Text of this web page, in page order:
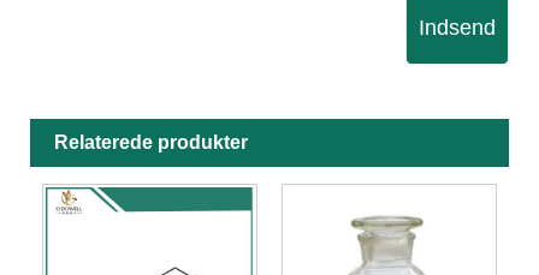
Indsend
Relaterede produkter